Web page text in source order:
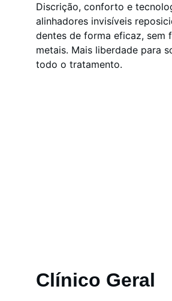
Discrição, conforto e
alinhadores invisíveis
dentes de forma eficaz, sem
metais. Mais liberdade para
todo o tratamento.
Clínico Geral